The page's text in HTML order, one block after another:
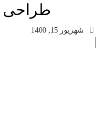
طراحی
شهریور 15, 1400